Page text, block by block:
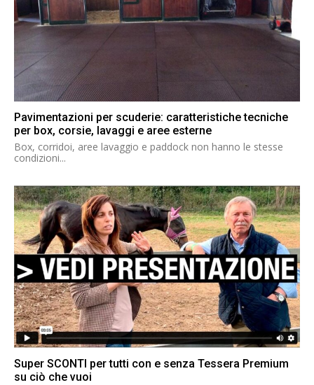
Pavimentazioni per scuderie: caratteristiche tecniche
per box, corsie, lavaggi e aree esterne
Box, corridoi, aree lavaggio e paddock non hanno le stesse
condizioni...
Super SCONTI per tutti con e senza Tessera Premium
su ciò che vuoi